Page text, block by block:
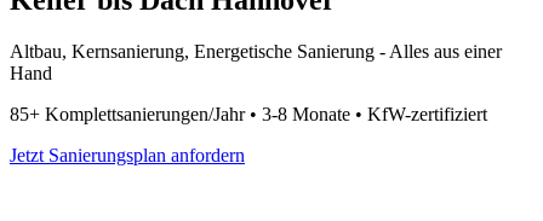
Altbau, Kernsanierung, Energetische Sanierung - Alles aus einer
Hand
85+ Komplettsanierungen/Jahr • 3-8 Monate • KfW-zertifiziert
Jetzt Sanierungsplan anfordern